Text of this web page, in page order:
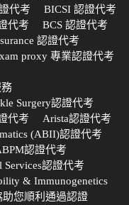
代考
BICSI 認證代考
代考
BCS 認證代考
認證代考
proxy 專業認證代考
Surgery認證代考
代考
Arista認證代考
(ABII)認證代考
認證代考
Services認證代考
& Immunogenetics
您順利通過認證